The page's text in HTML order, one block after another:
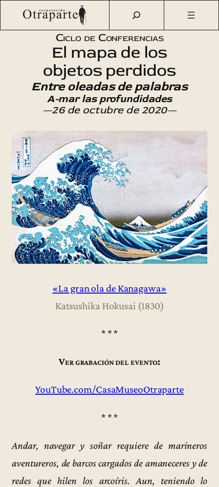
Saltar
Otraparte.org/Agenda Cultural /Literatura
Entre
oleadas de palabras
Ciclo de Conferencias
El mapa de los
objetos perdidos
Entre oleadas de palabras
A-mar las profundidades
—26 de octubre de 2020—
«La gran ola de Kanagawa»
Katsushika Hokusai (1830)
* * *
Ver grabación del evento:
YouTube.com/CasaMuseoOtraparte
* * *
Andar, navegar y soñar requiere de marineros
aventureros, de barcos cargados de amaneceres y de
redes que hilen los arcoíris. Aun, teniendo lo